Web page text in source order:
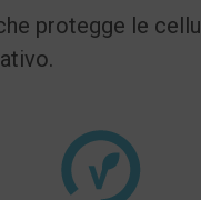
protegge le